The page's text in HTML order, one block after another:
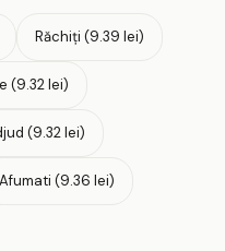
Răchiţi (9.39 lei)
(9.32 lei)
(9.32 lei)
Afumati (9.36 lei)